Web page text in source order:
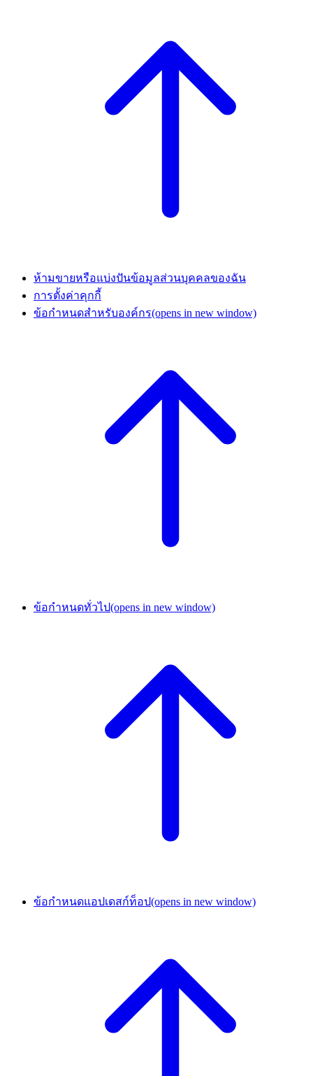
ห้ามขายหรือแบ่งปันข้อมูลส่วนบุคคลของฉัน
การตั้งค่าคุกกี้
ข้อกำหนดสำหรับองค์กร(opens in new window)
ข้อกำหนดทั่วไป(opens in new window)
ข้อกำหนดแอปเดสก์ท็อป(opens in new window)